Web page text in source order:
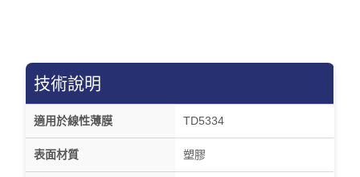
技術說明
適用於線性薄膜 TD5334
表面材質 塑膠